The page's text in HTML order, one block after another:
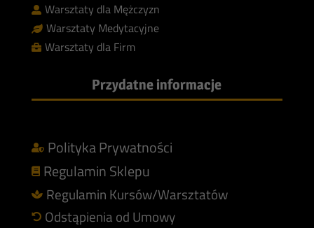
 Warsztaty dla Mężczyzn
 Warsztaty Medytacyjne
 Warsztaty dla Firm
Przydatne informacje
 Polityka Prywatności
 Regulamin Sklepu
 Regulamin Kursów/Warsztatów
 Odstąpienia od Umowy